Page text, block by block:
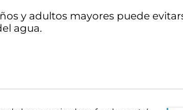
y adultos mayores puede
agua.